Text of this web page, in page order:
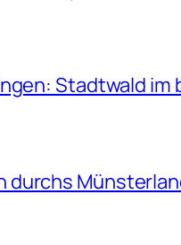
Stadtwald im
durchs